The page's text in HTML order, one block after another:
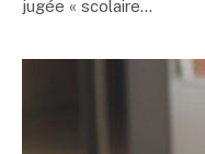
jugée « scolaire…